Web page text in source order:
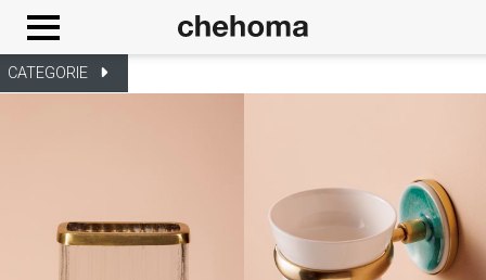
CATEGORIE
Cookies management panel